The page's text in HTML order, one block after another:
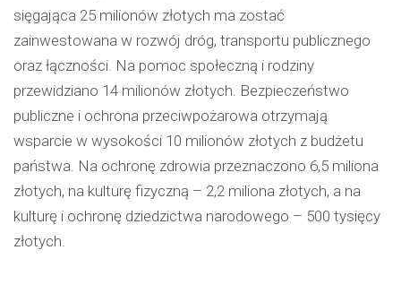
sięgająca 25 milionów złotych ma zostać
zainwestowana w rozwój dróg, transportu publicznego
oraz łączności. Na pomoc społeczną i rodziny
przewidziano 14 milionów złotych. Bezpieczeństwo
publiczne i ochrona przeciwpożarowa otrzymają
wsparcie w wysokości 10 milionów złotych z budżetu
państwa. Na ochronę zdrowia przeznaczono 6,5 miliona
złotych, na kulturę fizyczną – 2,2 miliona złotych, a na
kulturę i ochronę dziedzictwa narodowego – 500 tysięcy
złotych.